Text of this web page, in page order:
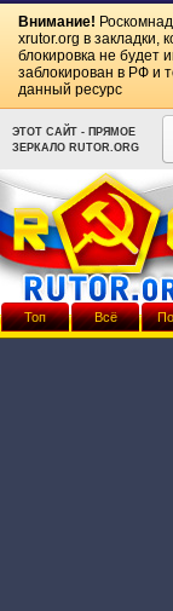
Внимание!
xrutor.org в закладки,
блокировка не будет
заблокирован в РФ и
данный ресурс
ЭТОТ САЙТ - ПРЯМОЕ
ЗЕРКАЛО RUTOR.ORG